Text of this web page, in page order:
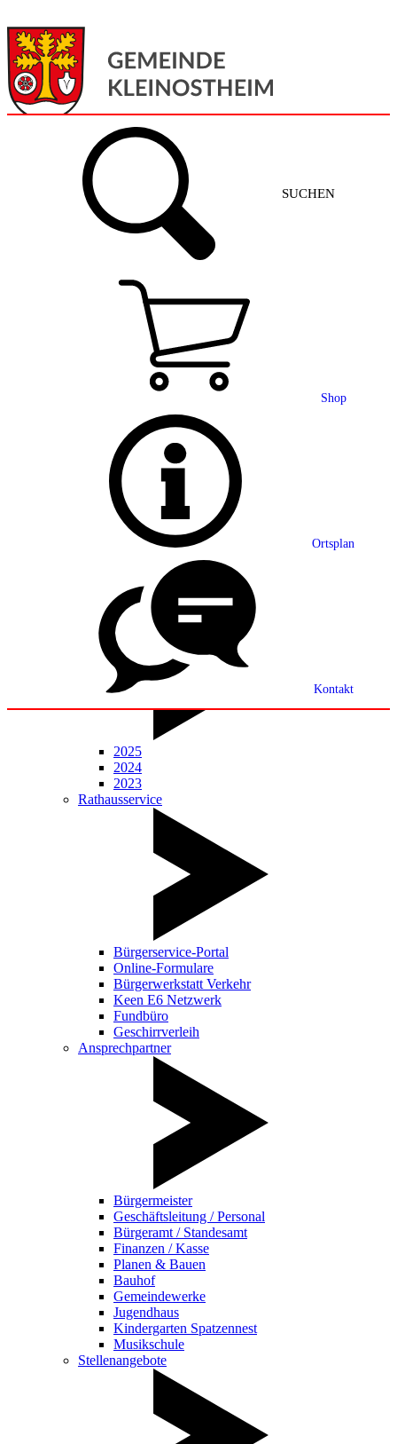
SUCHEN
Shop
Ortsplan
Kontakt
Gemeinde + Service
Grußwort
Ortsplan
Partnerschaft
Statistik
Mitteilungsblatt
2025
2024
2023
Rathausservice
Bürgerservice-Portal
Online-Formulare
Bürgerwerkstatt Verkehr
Keen E6 Netzwerk
Fundbüro
Geschirrverleih
Ansprechpartner
Bürgermeister
Geschäftsleitung / Personal
Bürgeramt / Standesamt
Finanzen / Kasse
Planen & Bauen
Bauhof
Gemeindewerke
Jugendhaus
Kindergarten Spatzennest
Musikschule
Stellenangebote